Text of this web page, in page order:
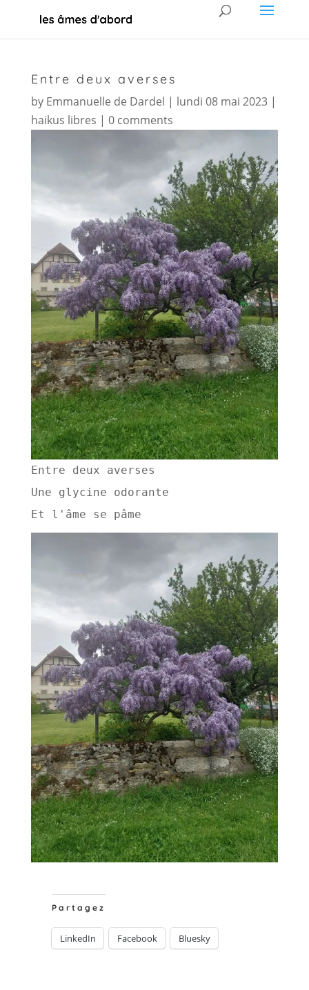
Entre deux averses
by Emmanuelle de Dardel | lundi 08 mai 2023|
haikus libres | 0 comments
Entre deux averses
Une glycine odorante
Et l'âme se pâme
Partagez
LinkedIn Facebook Bluesky